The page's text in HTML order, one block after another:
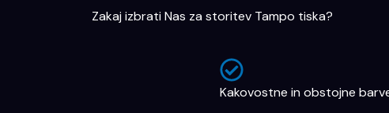
Zakaj izbrati Nas za storitev Tampo tiska?
Kakovostne in obstojne